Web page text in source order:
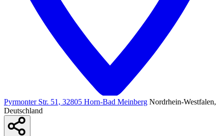
Pyrmonter Str. 51, 32805 Horn-Bad Meinberg Nordrhein-Westfalen,
Deutschland